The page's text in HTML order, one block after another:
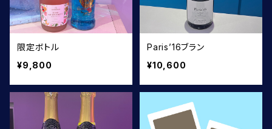
限定ボトル
¥9,800
Paris’16ブラン
¥10,600